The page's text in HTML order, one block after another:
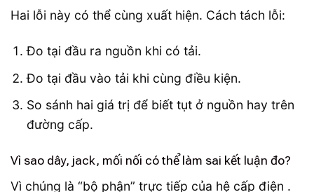
Hai lỗi này có thể cùng xuất hiện. Cách tách lỗi:
Đo tại đầu ra nguồn khi có tải.
Đo tại đầu vào tải khi cùng điều kiện.
So sánh hai giá trị để biết tụt ở nguồn hay trên
đường cấp.
Vì sao dây, jack, mối nối có thể làm sai kết luận đo?
Vì chúng là “bộ phận” trực tiếp của hệ cấp điện .